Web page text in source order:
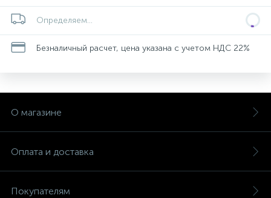
Определяем...
Безналичный расчет, цена указана с учетом НДС 22%
О магазине
Оплата и доставка
Покупателям